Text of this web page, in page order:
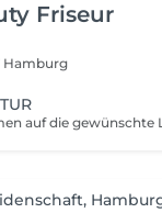
Hamburg